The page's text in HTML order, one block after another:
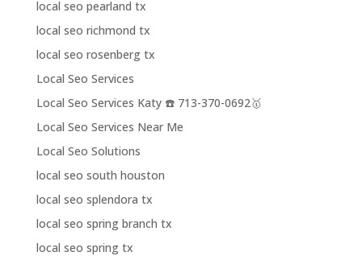
local seo pearland tx
local seo richmond tx
local seo rosenberg tx
Local Seo Services
Local Seo Services Katy ☎️ 713-370-0692🥇
Local Seo Services Near Me
Local Seo Solutions
local seo south houston
local seo splendora tx
local seo spring branch tx
local seo spring tx